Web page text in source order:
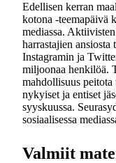
Edellisen kerran
kotona -teemapäivä
mediassa.
harrastajien
Instagramin ja
miljoonaa henkilöä.
mahdollisuus peitota
nykyiset ja entiset
syyskuussa.
sosiaalisessa
Valmiit